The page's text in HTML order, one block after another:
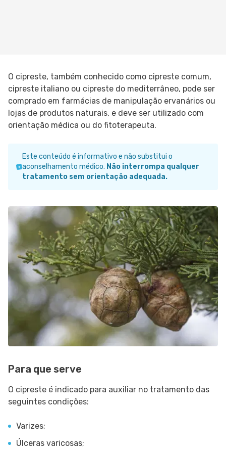
O cipreste, também conhecido como cipreste comum,
cipreste italiano ou cipreste do mediterrâneo, pode ser
comprado em farmácias de manipulação ervanários ou
lojas de produtos naturais, e deve ser utilizado com
orientação médica ou do fitoterapeuta.
Este conteúdo é informativo e não substitui o
aconselhamento médico. Não interrompa qualquer
tratamento sem orientação adequada.
Para que serve
O cipreste é indicado para auxiliar no tratamento das
seguintes condições:
Varizes;
Úlceras varicosas;